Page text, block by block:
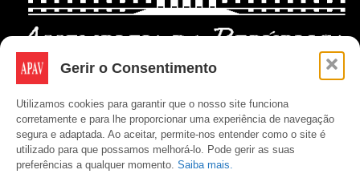
Gerir o Consentimento
Utilizamos cookies para garantir que o nosso site funciona
corretamente e para lhe proporcionar uma experiência de navegação
segura e adaptada. Ao aceitar, permite-nos entender como o site é
utilizado para que possamos melhorá-lo. Pode gerir as suas
preferências a qualquer momento. Saiba mais.